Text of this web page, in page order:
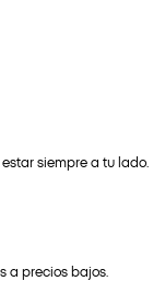
siempre a tu lado.
a precios bajos.